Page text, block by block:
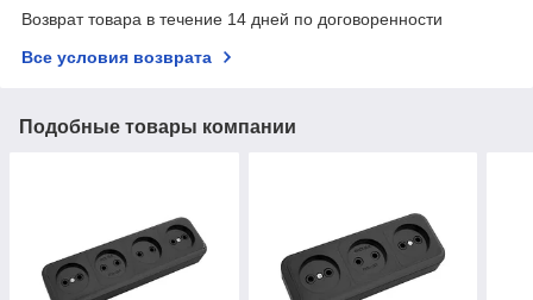
Возврат товара в течение 14 дней по договоренности
Все условия возврата
Подобные товары компании